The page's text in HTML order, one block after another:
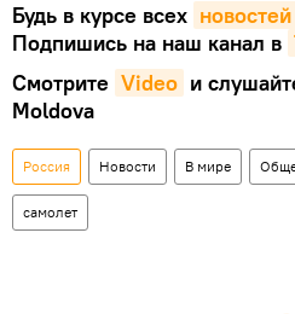
Будь в курсе всех новостей
Подпишись на наш канал в
Смотрите Video и
Moldova
Россия Новости В мире
самолет